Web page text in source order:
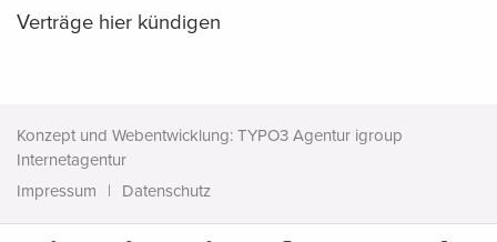
Verträge hier kündigen
Konzept und Webentwicklung: TYPO3 Agentur igroup
Internetagentur
Impressum
Datenschutz